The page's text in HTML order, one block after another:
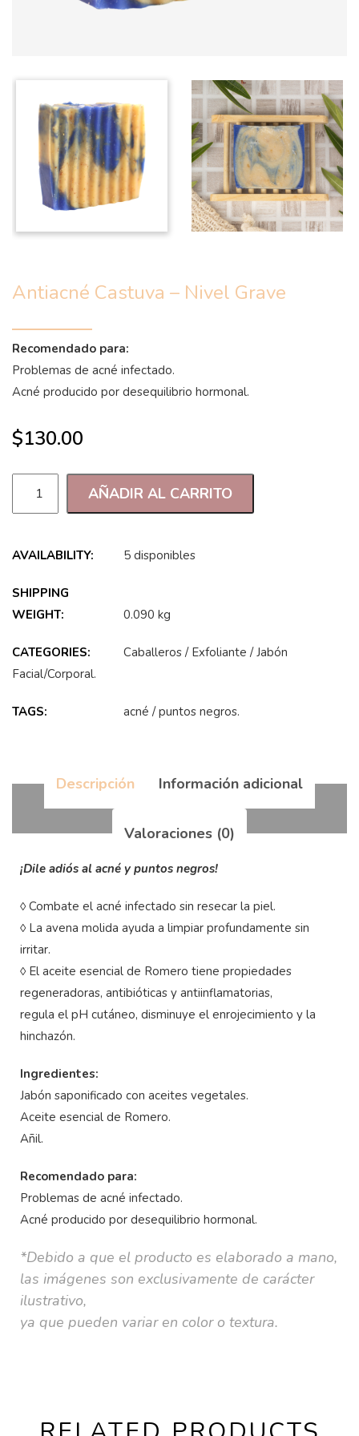
Antiacné Castuva – Nivel Grave
Recomendado para:
Problemas de acné infectado.
Acné producido por desequilibrio hormonal.
$130.00
AÑADIR AL CARRITO
AVAILABILITY: 5 disponibles
SHIPPING
WEIGHT:
0.090 kg
CATEGORIES: Caballeros / Exfoliante /Jabón
Facial/Corporal.
TAGS: acné /puntos negros.
Descripción Información adicional
Valoraciones (0)
¡Dile adiós al acné y puntos negros!
◊ Combate el acné infectado sin resecar la piel.
◊ La avena molida ayuda a limpiar profundamente sin
irritar.
◊ El aceite esencial de Romero tiene propiedades
regeneradoras, antibióticas y antiinflamatorias,
regula el pH cutáneo, disminuye el enrojecimiento y la
hinchazón.
Ingredientes:
Jabón saponificado con aceites vegetales.
Aceite esencial de Romero.
Añil.
Recomendado para:
Problemas de acné infectado.
Acné producido por desequilibrio hormonal.
*Debido a que el producto es elaborado a mano,
las imágenes son exclusivamente de carácter
ilustrativo,
ya que pueden variar en color o textura.